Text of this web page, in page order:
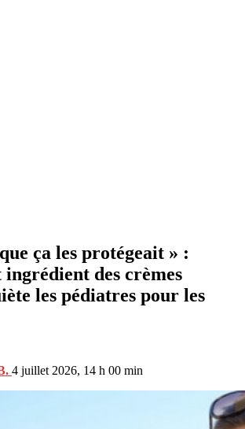
ça les protégeait » :
des crèmes
les pédiatres pour les
4 juillet 2026, 14 h 00 min